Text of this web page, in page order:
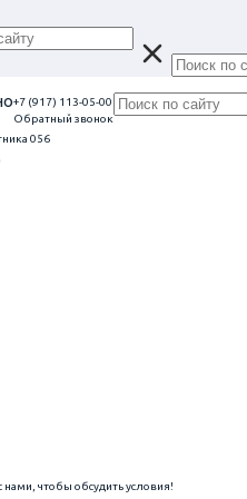
+7 (917) 113-05-00
Обратный звонок
056
чтобы обсудить условия!